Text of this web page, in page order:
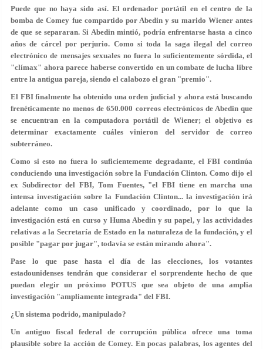
Puede que no haya sido así. El ordenador portátil en el centro de la
bomba de Comey fue compartido por Abedin y su marido Wiener antes
de que se separaran. Si Abedin mintió, podría enfrentarse hasta a cinco
años de cárcel por perjurio. Como si toda la saga ilegal del correo
electrónico de mensajes sexuales no fuera lo suficientemente sórdida, el
"clímax" ahora parece haberse convertido en un combate de lucha libre
entre la antigua pareja, siendo el calabozo el gran "premio".
El FBI finalmente ha obtenido una orden judicial y ahora está buscando
frenéticamente no menos de 650.000 correos electrónicos de Abedin que
se encuentran en la computadora portátil de Wiener; el objetivo es
determinar exactamente cuáles vinieron del servidor de correo
subterráneo.
Como si esto no fuera lo suficientemente degradante, el FBI continúa
conduciendo una investigación sobre la Fundación Clinton. Como dijo el
ex Subdirector del FBI, Tom Fuentes, "el FBI tiene en marcha una
intensa investigación sobre la Fundación Clinton... la investigación irá
adelante como un caso unificado y coordinado, por lo que la
investigación está en curso y Huma Abedin y su papel, y las actividades
relativas a la Secretaría de Estado en la naturaleza de la fundación, y el
posible "pagar por jugar", todavía se están mirando ahora".
Pase lo que pase hasta el día de las elecciones, los votantes
estadounidenses tendrán que considerar el sorprendente hecho de que
puedan elegir un próximo POTUS que sea objeto de una amplia
investigación "ampliamente integrada" del FBI.
¿Un sistema podrido, manipulado?
Un antiguo fiscal federal de corrupción pública ofrece una toma
plausible sobre la acción de Comey. En pocas palabras, los agentes del